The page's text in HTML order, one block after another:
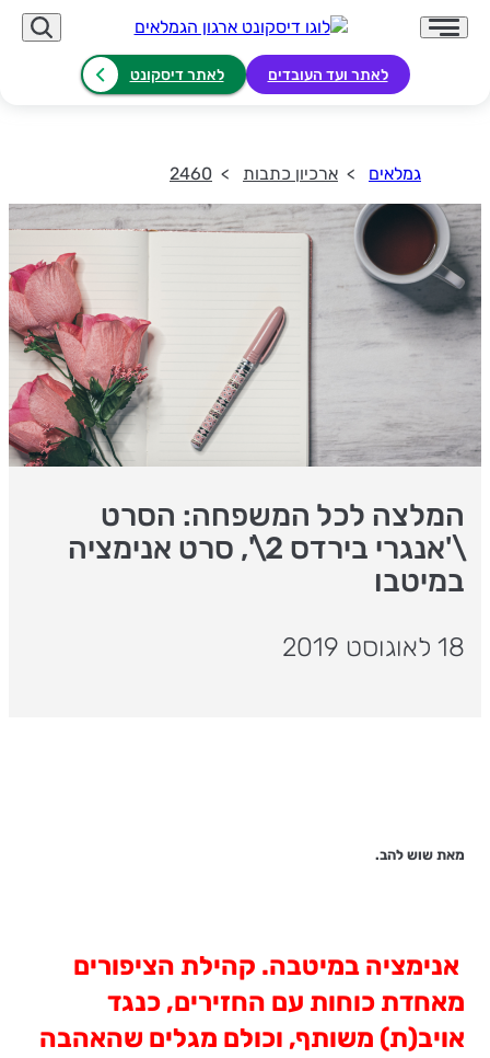
לאתר ועד העובדים לאתר דיסקונט
גמלאים ארכיון כתבות 2460
המלצה לכל המשפחה: הסרט
\'אנגרי בירדס 2\', סרט אנימציה
במיטבו
18 לאוגוסט 2019
מאת שוש להב.
אנימציה במיטבה. קהילת הציפורים
מאחדת כוחות עם החזירים, כנגד
אויב(ת) משותף, וכולם מגלים שהאהבה